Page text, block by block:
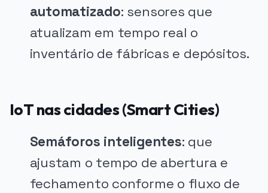
automatizado: sensores que
atualizam em tempo real o
inventário de fábricas e depósitos.
IoT nas cidades (Smart Cities)
Semáforos inteligentes: que
ajustam o tempo de abertura e
fechamento conforme o fluxo de